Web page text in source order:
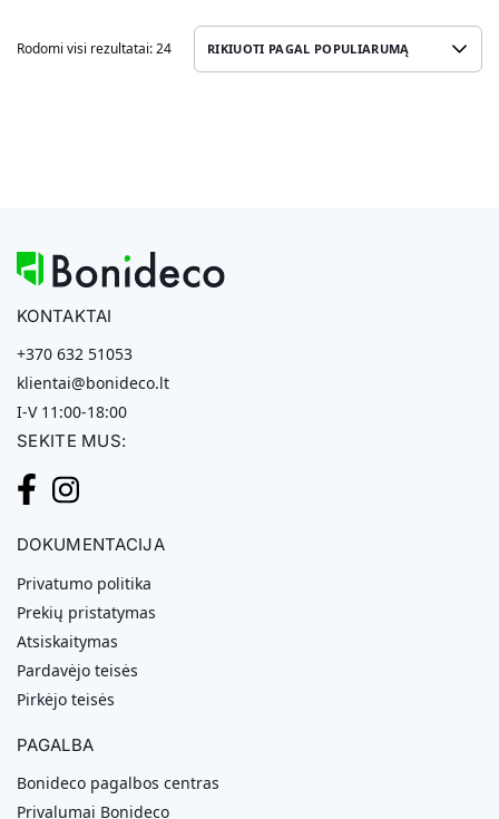
Rodomi visi rezultatai: 24
KONTAKTAI
+370 632 51053
klientai@bonideco.lt
I-V 11:00-18:00
SEKITE MUS:
DOKUMENTACIJA
Privatumo politika
Prekių pristatymas
Atsiskaitymas
Pardavėjo teisės
Pirkėjo teisės
PAGALBA
Bonideco pagalbos centras
Privalumai Bonideco